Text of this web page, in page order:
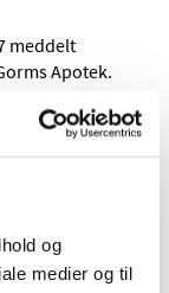
og
medier og til
meddelt
Apotek.
Bent
Apotek.